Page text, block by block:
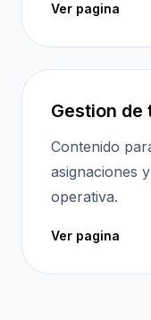
Ver pagina
Gestion
Contenido
asignaciones
operativa.
Ver pagina